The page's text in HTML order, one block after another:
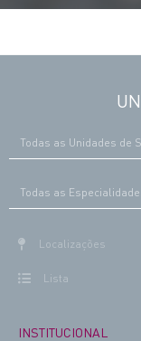
Localizações
Lista
INSTITUCIONAL